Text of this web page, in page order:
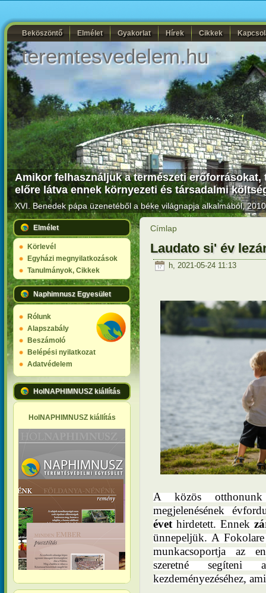
Beköszöntő Elmélet Gyakorlat Hírek Cikkek
teremtesvedelem.hu
Amikor felhasználjuk a természeti
előre látva ennek környezeti és társadalmi
XVI. Benedek pápa üzenetéből a béke világnapja alkalmából,
Elmélet
Körlevél
Egyházi megnyilatkozások
Tanulmányok, Cikkek
Naphimnusz Egyesület
Rólunk
Alapszabály
Beszámoló
Belépési nyilatkozat
Adatvédelem
HolNAPHIMNUSZ kiállítás
HolNAPHIMNUSZ kiállítás
Címlap
Laudato si' év
h, 2021-05-24 11:13
A közös otthonunk
megjelenésének
évethirdetett. Ennek
ünnepeljük. A
munkacsoportja az
szeretné segíteni
kezdeményezéséhez,